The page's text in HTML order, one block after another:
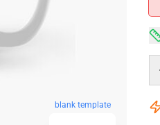
blank template